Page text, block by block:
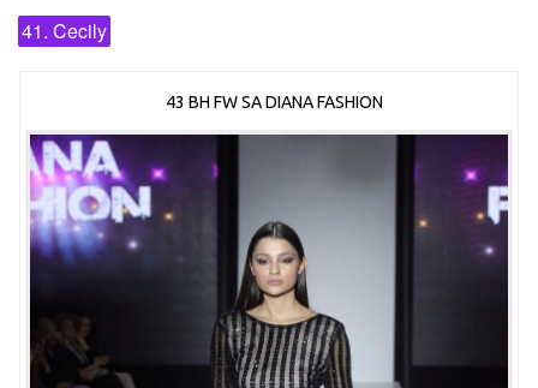
41. Cecily
43 BH FW SA DIANA FASHION